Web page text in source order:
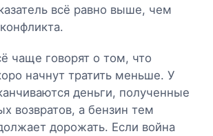
всё равно выше, чем
чаще говорят о том, что
начнут тратить меньше. У
деньги, полученные
возвратов, а бензин тем
дорожать. Если война